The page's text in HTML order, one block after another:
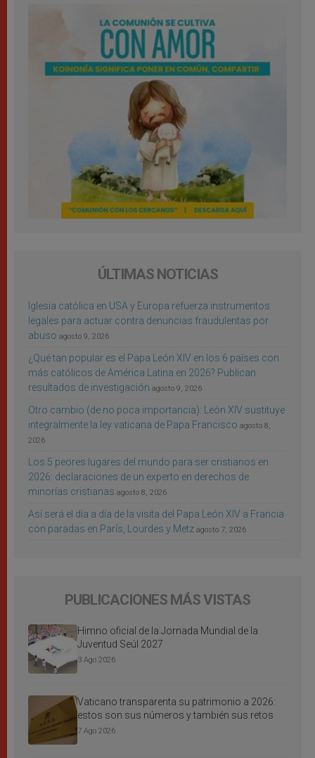
ÚLTIMAS NOTICIAS
Iglesia católica en USA y Europa refuerza instrumentos
legales para actuar contra denuncias fraudulentas por
abuso agosto 9, 2026
¿Qué tan popular es el Papa León XIV en los 6 países con
más católicos de América Latina en 2026? Publican
resultados de investigación agosto 9, 2026
Otro cambio (de no poca importancia): León XIV sustituye
integralmente la ley vaticana de Papa Francisco agosto 8,
2026
Los 5 peores lugares del mundo para ser cristianos en
2026: declaraciones de un experto en derechos de
minorías cristianas agosto 8, 2026
Así será el día a día de la visita del Papa León XIV a Francia
con paradas en París, Lourdes y Metz agosto 7, 2026
PUBLICACIONES MÁS VISTAS
Himno oficial de la Jornada Mundial de la
Juventud Seúl 2027
3 Ago 2026
Vaticano transparenta su patrimonio a 2026:
estos son sus números y también sus retos
7 Ago 2026